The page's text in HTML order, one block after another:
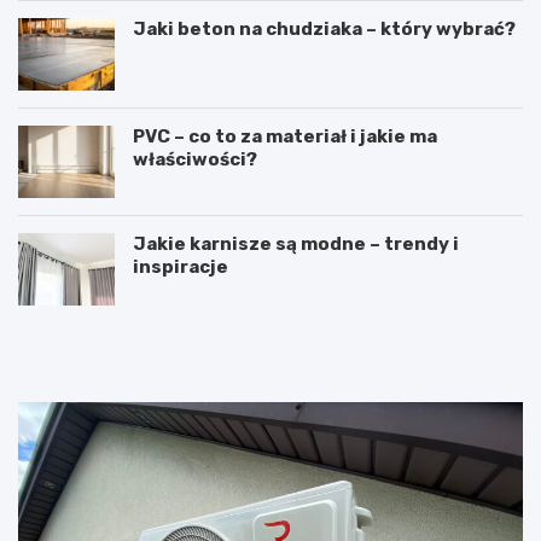
Jaki beton na chudziaka – który wybrać?
PVC – co to za materiał i jakie ma
właściwości?
Jakie karnisze są modne – trendy i
inspiracje
R
o
w
a
n
i
L
k
a
c
z
o